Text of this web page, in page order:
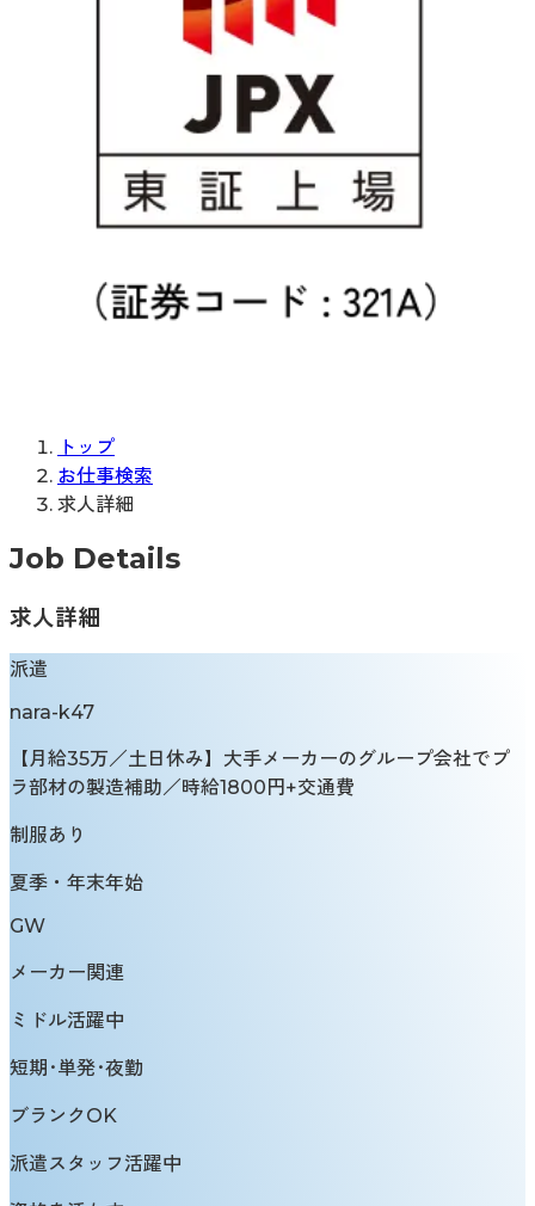
トップ
お仕事検索
求人詳細
Job Details
求人詳細
派遣
nara-k47
【月給35万／土日休み】大手メーカーのグループ会社でプ
ラ部材の製造補助／時給1800円+交通費
制服あり
夏季・年末年始
GW
メーカー関連
ミドル活躍中
短期･単発･夜勤
ブランクOK
派遣スタッフ活躍中